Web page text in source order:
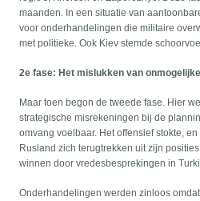
maanden. In een situatie van
voor onderhandelingen die militaire
met politieke. Ook Kiev stemde
2e fase: Het mislukken van
Maar toen begon de tweede fase. Hier
strategische misrekeningen bij de
omvang voelbaar. Het offensief stokte,
Rusland zich terugtrekken uit zijn
winnen door vredesbesprekingen in
Onderhandelingen werden zinloos